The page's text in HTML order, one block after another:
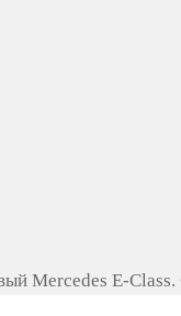
Mercedes Е-